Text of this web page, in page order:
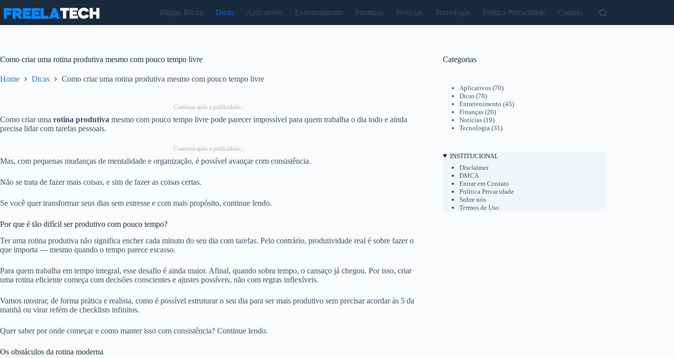
para
Página Inícial Dicas Aplicativos Entretenimento Finanças Notícias Tecnologia Política Privacidade Contato
Como criar uma rotina produtiva mesmo com pouco tempo livre
Home Dicas Como criar uma rotina produtiva mesmo com pouco tempo livre
Continua após a publicidade...
Como criar uma rotina produtiva mesmo com pouco tempo livre pode parecer impossível para quem trabalha o dia todo e ainda
precisa lidar com tarefas pessoais.
Continua após a publicidade...
Mas, com pequenas mudanças de mentalidade e organização, é possível avançar com consistência.
Não se trata de fazer mais coisas, e sim de fazer as coisas certas.
Se você quer transformar seus dias sem estresse e com mais propósito, continue lendo.
Por que é tão difícil ser produtivo com pouco tempo?
Ter uma rotina produtiva não significa encher cada minuto do seu dia com tarefas. Pelo contrário, produtividade real é sobre fazer o
que importa — mesmo quando o tempo parece escasso.
Para quem trabalha em tempo integral, esse desafio é ainda maior. Afinal, quando sobra tempo, o cansaço já chegou. Por isso, criar
uma rotina eficiente começa com decisões conscientes e ajustes possíveis, não com regras inflexíveis.
Vamos mostrar, de forma prática e realista, como é possível estruturar o seu dia para ser mais produtivo sem precisar acordar às 5 da
manhã ou virar refém de checklists infinitos.
Quer saber por onde começar e como manter isso com consistência? Continue lendo.
Os obstáculos da rotina moderna
Categorias
Aplicativos(70)
Dicas(78)
Entretenimento (45)
Finanças(20)
Notícias(19)
Tecnologia(31)
INSTITUCIONAL
Disclaimer
DMCA
Entrar em Contato
Política Privacidade
Sobre nós
Termos de Uso